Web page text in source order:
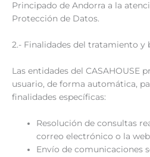
Principado de Andorra a la
Protección de Datos.
2.- Finalidades del tratamiento y
Las entidades del CASAHOUSE
usuario, de forma automática,
finalidades específicas:
Resolución de consultas
correo electrónico o la
Envío de comunicaciones